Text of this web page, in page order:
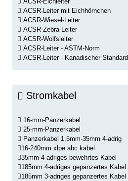
ACSR-Leiter mit Eichhörnchen
ACSR-Wiesel-Leiter
ACSR-Zebra-Leiter
ACSR-Wolfsleiter
ACSR-Leiter - ASTM-Norm
ACSR-Leiter - Kanadischer Standard
Stromkabel
16-mm-Panzerkabel
25-mm-Panzerkabel
Panzerkabel 1,5mm-35mm 4-adrig
16-240mm xlpe abc kabel
35mm 4-adriges bewehrtes Kabel
185mm 4-adriges gepanzertes Kabel
185mm 3-adriges gepanzertes Kabel